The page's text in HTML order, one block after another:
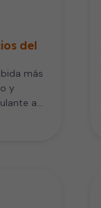
del
más
y
a